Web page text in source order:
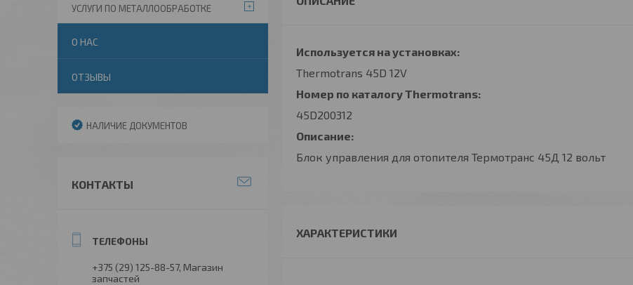
Используется на установках:
Thermotrans 45D 12V
Номер по каталогу Thermotrans:
45D200312
Описание:
Блок управления для отопителя Термотранс 45Д 12 вольт
ХАРАКТЕРИСТИКИ
УСЛУГИ ПО МЕТАЛЛООБРАБОТКЕ
О НАС
ОТЗЫВЫ
НАЛИЧИЕ ДОКУМЕНТОВ
КОНТАКТЫ
+375 (29) 125-88-57 Магазин
запчастей